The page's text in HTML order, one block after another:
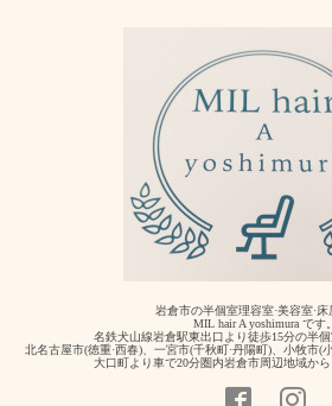
岩倉市の半個室理容室·美容室·床
MIL hair A yoshimura です。
名鉄犬山線岩倉駅東出口より徒歩15分の半個
北名古屋市(徳重·西春)、一宮市(千秋町·丹陽町)、小牧市(
大口町より車で20分圏内岩倉市周辺地域から